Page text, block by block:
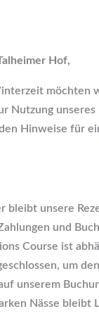
Hof,
möchten
Nutzung unseres
Hinweise für
bleibt unsere
und
Course ist
um
unserem
Nässe bleibt